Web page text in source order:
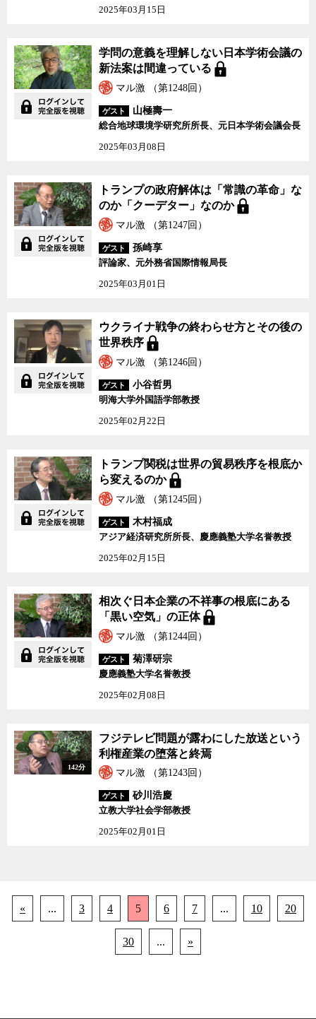
2025年03月15日
学問の意義を理解しない日本学術会議の
新法案は間違っている
マル激 （第1248回）
ゲスト
山極壽一
総合地球環境学研究所所長、元日本学術会議会長
2025年03月08日
トランプの政府解体は「常識の革命」な
のか「クーデター」なのか
マル激 （第1247回）
ゲスト
孫崎享
評論家、元外務省国際情報局長
2025年03月01日
ウクライナ戦争の終わらせ方とその後の
世界秩序
マル激 （第1246回）
ゲスト
小谷哲男
明海大学外国語学部教授
2025年02月22日
トランプ関税は世界の貿易秩序を根底か
ら変えるのか
マル激 （第1245回）
ゲスト
木村福成
アジア経済研究所所長、慶應義塾大学名誉教授
2025年02月15日
相次ぐ日本企業の不祥事の根底にある
「黒い空気」の正体
マル激 （第1244回）
ゲスト
菊澤研宗
慶應義塾大学名誉教授
2025年02月08日
142分
フジテレビ問題が露わにした放送という
利権産業の堕落と終焉
マル激 （第1243回）
ゲスト
砂川浩慶
立教大学社会学部教授
2025年02月01日
« ... 3 4 5 6 7 ... 10 20
30 ... »